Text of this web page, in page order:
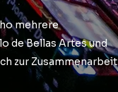
mehrere
de Bellas Artes und
zur Zusammenarbeit